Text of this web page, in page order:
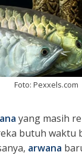
Foto: Pexxels.com
yang masih
butuh waktu
arwana